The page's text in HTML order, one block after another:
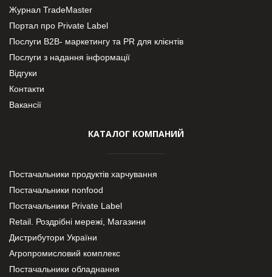
Журнал TradeMaster
Портал про Private Label
Послуги В2В- маркетингу та PR для клієнтів
Послуги з надання інформації
Відгуки
Контакти
Вакансії
КАТАЛОГ КОМПАНИЙ
Постачальники продуктів харчування
Постачальники nonfood
Постачальники Private Label
Retail. Роздрібні мережі, Магазини
Дистрибутори України
Агропромисловий комплекс
Постачальники обладнання